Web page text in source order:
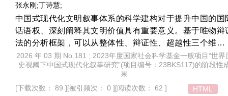
判力和建构力，同时也需要根据时代的发展为其注入新的
容，以破解全球治理困境、回应时代之问。
张永刚;丁诗慧;
中国式现代化文明叙事体系的科学建构对于提升中国的国
话语权、深刻阐释其文明价值具有重要意义。基于唯物辩
法的分析框架，可以从整体性、辩证性、超越性三个维度
统阐发中国式现代化文明叙事的建构逻辑。整体性叙事立
历史连续性、空间延展性与系统协同性，揭示中国式现代
迈向系统协调的文明新形态的必然路径；辩证性叙事贯通
遍规律与中国特色、文明传承与时代创新、内生与外生，
2026 年 03 期 No.181 ; 2023年度国家社会科学基金一般项目“世界
史视阈下中国式现代化叙事研究”(项目编号：23BKS117)的阶段性
果
[下载次数： 89 ][被引频次： 0 ][阅读次数： 62 ]
HTML